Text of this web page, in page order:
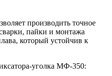
производить точное
пайки и монтажа
который устойчив к
уголка МФ-350: